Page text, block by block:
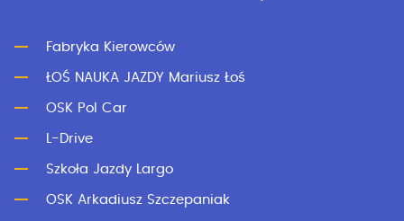
Fabryka Kierowców
ŁOŚ NAUKA JAZDY Mariusz Łoś
OSK Pol Car
L-Drive
Szkoła Jazdy Largo
OSK Arkadiusz Szczepaniak